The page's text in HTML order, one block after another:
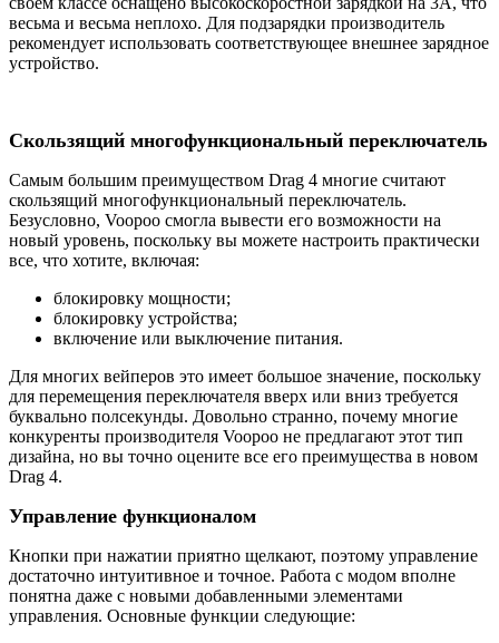
весьма и весьма неплохо. Для подзарядки производитель
рекомендует использовать соответствующее внешнее зарядное
устройство.
Скользящий многофункциональный переключатель
Самым большим преимуществом Drag 4 многие считают
скользящий многофункциональный переключатель.
Безусловно, Voopoo смогла вывести его возможности на
новый уровень, поскольку вы можете настроить практически
все, что хотите, включая:
блокировку мощности;
блокировку устройства;
включение или выключение питания.
Для многих вейперов это имеет большое значение, поскольку
для перемещения переключателя вверх или вниз требуется
буквально полсекунды. Довольно странно, почему многие
конкуренты производителя Voopoo не предлагают этот тип
дизайна, но вы точно оцените все его преимущества в новом
Drag 4.
Управление функционалом
Кнопки при нажатии приятно щелкают, поэтому управление
достаточно интуитивное и точное. Работа с модом вполне
понятна даже с новыми добавленными элементами
управления. Основные функции следующие: